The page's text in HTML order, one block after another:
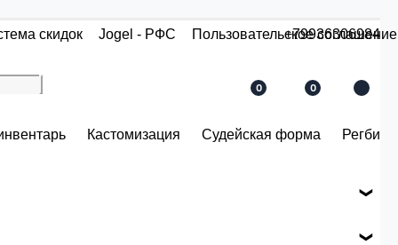
скидок Jogel - РФС Пользовательское соглашение
+79936306984
0 0
Кастомизация Судейская форма Регби